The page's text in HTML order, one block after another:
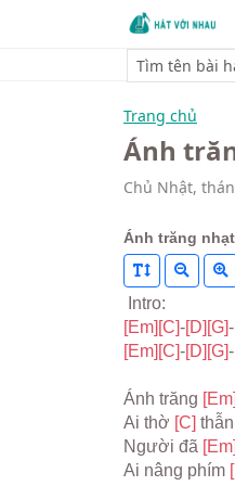
Trang chủ
Ánh
Chủ Nhật,
Ánh trăng
Intro:
[Em] [C]-[D] [G]-
[Em] [C]-[D] [G]-
Ánh trăng [Em]
Ai thờ [C]
Người đã [Em]
Ai nâng phím